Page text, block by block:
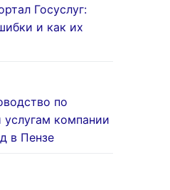
Госуслуг:
и как их
по
услугам компании
в Пензе